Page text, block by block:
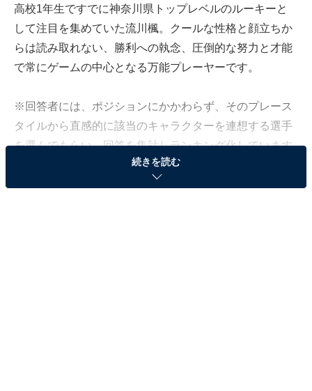
高校1年生ですでに神奈川県トップレベルのルーキーと
して注目を集めていた流川楓。クールな性格と顔立ちか
らは読み取れない、勝利への執念、圧倒的な努力と才能
で常にゲームの中心となる万能プレーヤーです。
※回答者には、ポジションにかかわらず、そのプレース
タイルから直感的に該当のキャラクターを連想する選手
を選んでもらい、回答を集計しランキング化しています
続きを読む